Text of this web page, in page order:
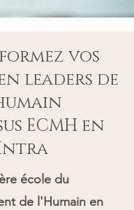
vos
leaders de
ECMH en
école du
de l'Humain en